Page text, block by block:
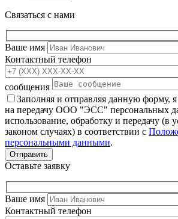
Связаться с нами
Ваше имя
Контактный телефон
сообщения
Заполняя и отправляя данную форму,
на передачу ООО "ЭСС" персональных
использование, обработку и передачу (в
законом случаях) в соответствии с
персональными данными.
Оставьте заявку
Ваше имя
Контактный телефон